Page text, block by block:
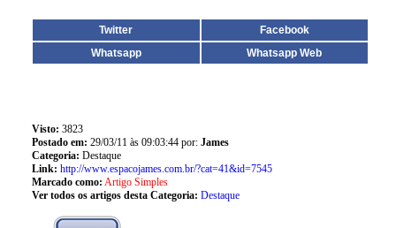
Twitter
Facebook
Whatsapp
Whatsapp Web
Visto: 3823
Postado em: 29/03/11 às 09:03:44 por: James
Categoria: Destaque
Link: http://www.espacojames.com.br/?cat=41&id=7545
Marcado como: Artigo Simples
Ver todos os artigos desta Categoria: Destaque